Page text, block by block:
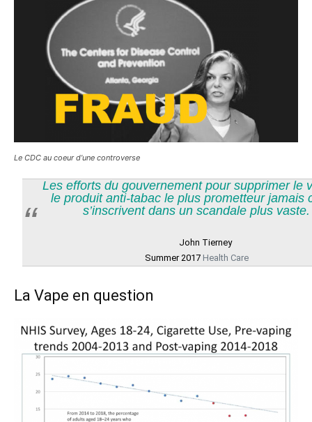
Le CDC au coeur d’une controverse
Les efforts du gouvernement pour supprimer le
le produit anti-tabac le plus prometteur jamais
s’inscrivent dans un scandale plus vaste.
John Tierney
Summer 2017Health Care
La Vape en question